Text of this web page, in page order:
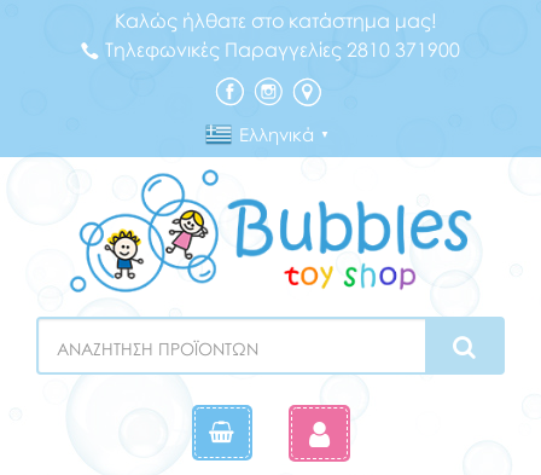
Καλώς ήλθατε στο κατάστημα μας!
Τηλεφωνικές Παραγγελίες 2810 371900
Ελληνικά ▼